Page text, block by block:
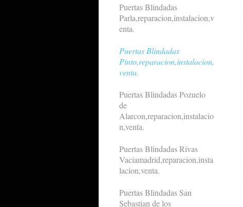
Puertas Blindadas
Parla,reparacion,instalacion,v
enta.
Puertas Blindadas
Pinto,reparacion,instalacion,
venta.
Puertas Blindadas Pozuelo
de
Alarcon,reparacion,instalacio
n,venta.
Puertas Blindadas Rivas
Vaciamadrid,reparacion,insta
lacion,venta.
Puertas Blindadas San
Sebastian de los